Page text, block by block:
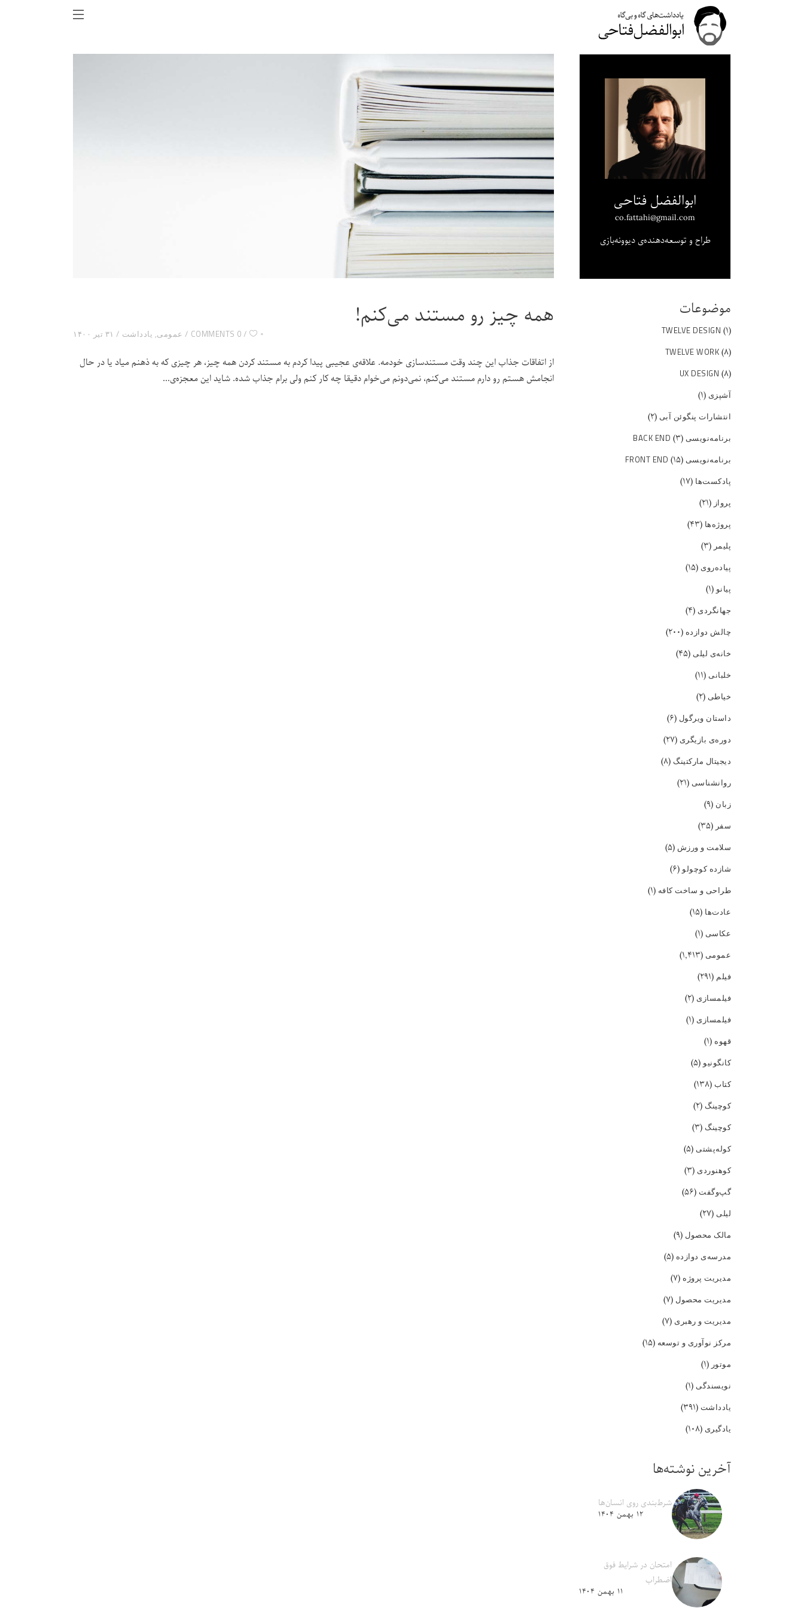
همه چیز رو مستند می‌کنم!
۳۱ تیر ۱۴۰۰ عمومی, یادداشت 0 COMMENTS ۰
از اتفاقات جذاب این چند وقت مستندسازی خودمه. علاقه‌ی عجیبی پیدا کردم به مستند کردن همه چیز، هر چیزی که به ذهنم میاد یا در حال
انجامش هستم رو دارم مستند می‌کنم، نمی‌دونم می‌خوام دقیقا چه کار کنم ولی برام جذاب شده. شاید این معجزه‌ی
ابوالفضل فتاحی
co.fattahi@gmail.com
طراح و توسعه‌دهنده‌ی دیوونه‌بازی
موضوعات
TWELVE DESIGN (۱)
TWELVE WORK (۸)
UX DESIGN (۸)
آشپزی (۱)
انتشارات پنگوئن آبی (۲)
برنامه‌نویسی BACK END (۳)
برنامه‌نویسی FRONT END (۱۵)
پادکست‌ها (۱۷)
پرواز(۲۱)
پروژه‌ها (۴۳)
پلیمر(۳)
پیاده‌روی (۱۵)
پیانو(۱)
جهانگردی (۴)
چالش دوازده (۲۰۰)
خانه‌ی لیلی (۴۵)
خلبانی (۱۱)
خیاطی (۲)
داستان ویرگول (۶)
دوره‌ی بازیگری (۲۷)
دیجیتال مارکتینگ (۸)
روانشناسی (۲۱)
زبان (۹)
سفر(۳۵)
سلامت و ورزش (۵)
شازده کوچولو(۶)
طراحی و ساخت کافه (۱)
عادت‌ها (۱۵)
عکاسی (۱)
عمومی (۱,۴۱۳)
فیلم (۲۹۱)
فیلمسازی (۲)
فیلمسازی (۱)
قهوه (۱)
کانگونیو(۵)
کتاب (۱۳۸)
کوچینگ (۲)
کوچینگ (۳)
کوله‌پشتی (۵)
کوهنوردی (۳)
گپ‌و‌گفت (۵۶)
لیلی (۲۷)
مالک محصول (۹)
مدرسه‌ی دوازده (۵)
مدیریت پروژه (۷)
مدیریت محصول (۷)
مدیریت و رهبری (۷)
مرکز نوآوری و توسعه (۱۵)
موتور(۱)
نویسندگی (۱)
یادداشت (۳۹۱)
یادگیری (۱۰۸)
آخرین نوشته‌ها
شرط‌بندی روی انسان‌ها
۱۲ بهمن ۱۴۰۴
امتحان در شرایط فوق
اضطراب
۱۱ بهمن ۱۴۰۴